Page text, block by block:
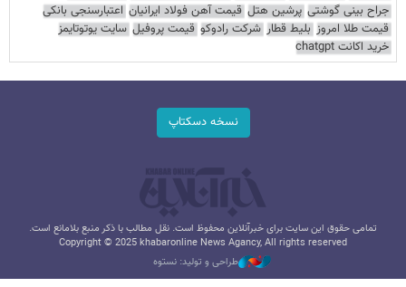
جراح بینی گوشتی پرشین هتل قیمت آهن فولاد ایرانیان اعتبارسنجی بانکی
قیمت طلا امروز بلیط قطار شرکت رادوکو قیمت پروفیل سایت یوتوتایمز
خرید اکانت chatgpt
نسخه دسکتاپ
تمامی حقوق این سایت برای خبرآنلاین محفوظ است. نقل مطالب با ذکر منبع بلامانع است.
Copyright © 2025 khabaronline News Agancy, All rights reserved
طراحی و تولید: نستوه